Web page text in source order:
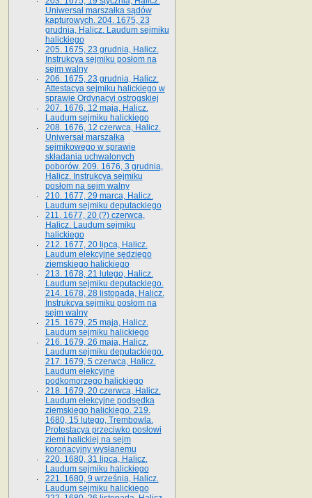
Uniwersał marszałka sądów
kapturowych. 204. 1675, 23
grudnia, Halicz. Laudum sejmiku
halickiego
205. 1675, 23 grudnia, Halicz.
Instrukcya sejmiku posłom na
sejm walny
206. 1675, 23 grudnia, Halicz.
Attestacya sejmiku halickiego w
sprawie Ordynacyi ostrogskiej
207. 1676, 12 maja, Halicz.
Laudum sejmiku halickiego
208. 1676, 12 czerwca, Halicz.
Uniwersał marszałka
sejmikowego w sprawie
składania uchwalonych
poborów. 209. 1676, 3 grudnia,
Halicz. Instrukcya sejmiku
posłom na sejm walny
210. 1677, 29 marca, Halicz.
Laudum sejmiku deputackiego
211. 1677, 20 (?) czerwca,
Halicz. Laudum sejmiku
halickiego
212. 1677, 20 lipca, Halicz.
Laudum elekcyjne sędziego
ziemskiego halickiego
213. 1678, 21 lutego, Halicz.
Laudum sejmiku deputackiego.
214. 1678, 28 listopada, Halicz.
Instrukcya sejmiku posłom na
sejm walny
215. 1679, 25 maja, Halicz.
Laudum sejmiku halickiego
216. 1679, 26 maja, Halicz.
Laudum sejmiku deputackiego.
217. 1679, 5 czerwca, Halicz.
Laudum elekcyjne
podkomorzego halickiego
218. 1679, 20 czerwca, Halicz.
Laudum elekcyjne podsędka
ziemskiego halickiego. 219.
1680, 15 lutego, Trembowla.
Protestacya przeciwko posłowi
ziemi halickiej na sejm
koronacyjny wysłanemu
220. 1680, 31 lipca, Halicz.
Laudum sejmiku halickiego
221. 1680, 9 września, Halicz.
Laudum sejmiku halickiego